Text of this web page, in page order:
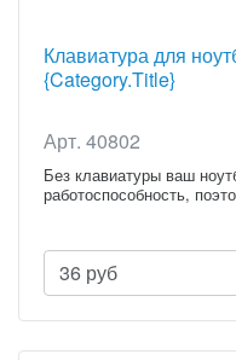
Клавиатура для
{Category.Title}
Арт. 40802
Без клавиатуры ваш
работоспособность,
36 руб